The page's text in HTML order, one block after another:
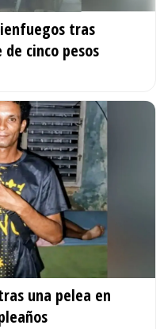
tras
cinco pesos
una pelea en